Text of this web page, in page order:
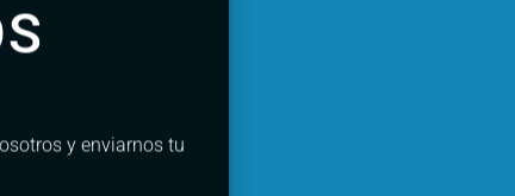
y enviarnos tu